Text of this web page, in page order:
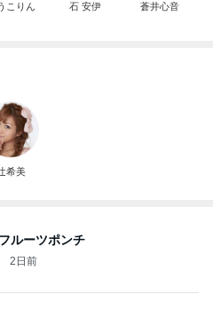
こりん 石 安伊 蒼井心音
希美
ルーツポンチ
2日前